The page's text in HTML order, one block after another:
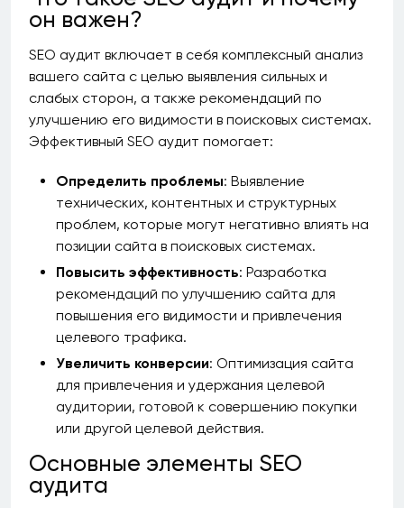
он важен?
SEO аудит включает в себя комплексный анализ
вашего сайта с целью выявления сильных и
слабых сторон, а также рекомендаций по
улучшению его видимости в поисковых системах.
Эффективный SEO аудит помогает:
Определить проблемы: Выявление
технических, контентных и структурных
проблем, которые могут негативно влиять на
позиции сайта в поисковых системах.
Повысить эффективность: Разработка
рекомендаций по улучшению сайта для
повышения его видимости и привлечения
целевого трафика.
Увеличить конверсии: Оптимизация сайта
для привлечения и удержания целевой
аудитории, готовой к совершению покупки
или другой целевой действия.
Основные элементы SEO
аудита